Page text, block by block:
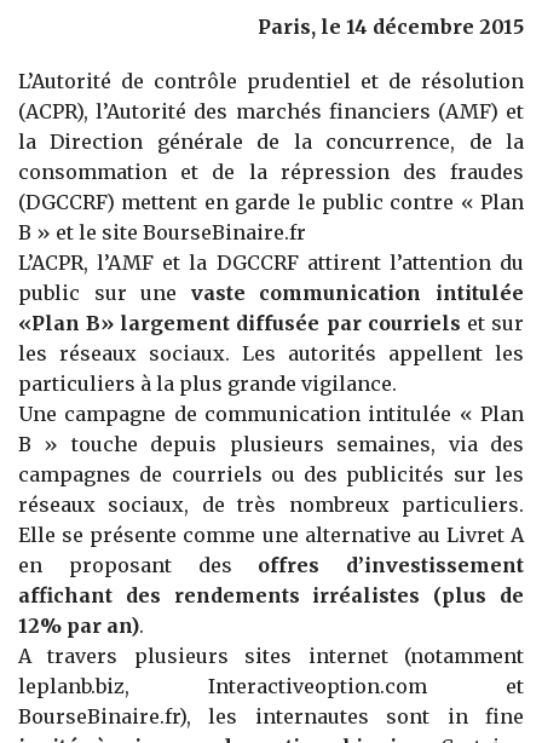
Paris, le 14 décembre 2015
L’Autorité de contrôle prudentiel et de résolution
(ACPR), l’Autorité des marchés financiers (AMF) et
la Direction générale de la concurrence, de la
consommation et de la répression des fraudes
(DGCCRF) mettent en garde le public contre « Plan
B » et le site BourseBinaire.fr
L’ACPR, l’AMF et la DGCCRF attirent l’attention du
public sur une vaste communication intitulée
«Plan B» largement diffusée par courriels et sur
les réseaux sociaux. Les autorités appellent les
particuliers à la plus grande vigilance.
Une campagne de communication intitulée « Plan
B » touche depuis plusieurs semaines, via des
campagnes de courriels ou des publicités sur les
réseaux sociaux, de très nombreux particuliers.
Elle se présente comme une alternative au Livret A
en proposant des offres d’investissement
affichant des rendements irréalistes (plus de
12% par an).
A travers plusieurs sites internet (notamment
leplanb.biz, Interactiveoption.com et
BourseBinaire.fr), les internautes sont in fine